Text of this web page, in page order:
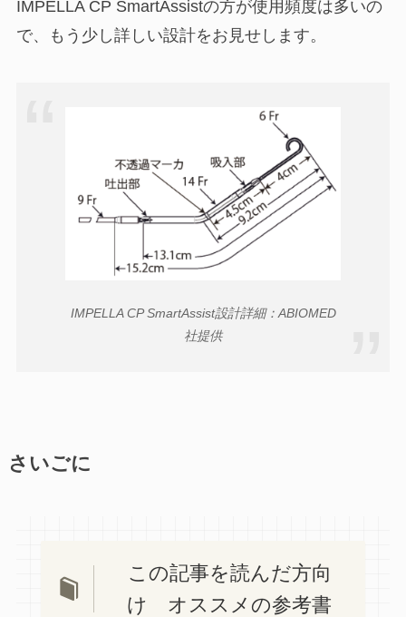
IMPELLA CP SmartAssistの方が使用頻度は多いの
で、もう少し詳しい設計をお見せします。
IMPELLA CP SmartAssist設計詳細：ABIOMED
社提供
さいごに
この記事を読んだ方向
け オススメの参考書